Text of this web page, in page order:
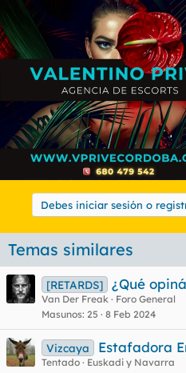
Debes iniciar sesión o
Temas similares
[RETARDS] ¿Qué
Van Der Freak
Foro General
Masunos 25 8 Feb 2024
Vizcaya Estafadora
Tentado
Euskadi y Navarra